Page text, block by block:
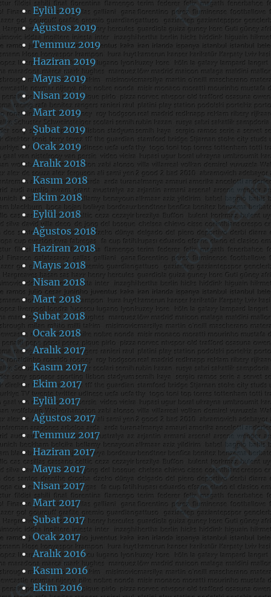
Eylül 2019
Ağustos 2019
Temmuz 2019
Haziran 2019
Mayıs 2019
Nisan 2019
Mart 2019
Şubat 2019
Ocak 2019
Aralık 2018
Kasım 2018
Ekim 2018
Eylül 2018
Ağustos 2018
Haziran 2018
Mayıs 2018
Nisan 2018
Mart 2018
Şubat 2018
Ocak 2018
Aralık 2017
Kasım 2017
Ekim 2017
Eylül 2017
Ağustos 2017
Temmuz 2017
Haziran 2017
Mayıs 2017
Nisan 2017
Mart 2017
Şubat 2017
Ocak 2017
Aralık 2016
Kasım 2016
Ekim 2016